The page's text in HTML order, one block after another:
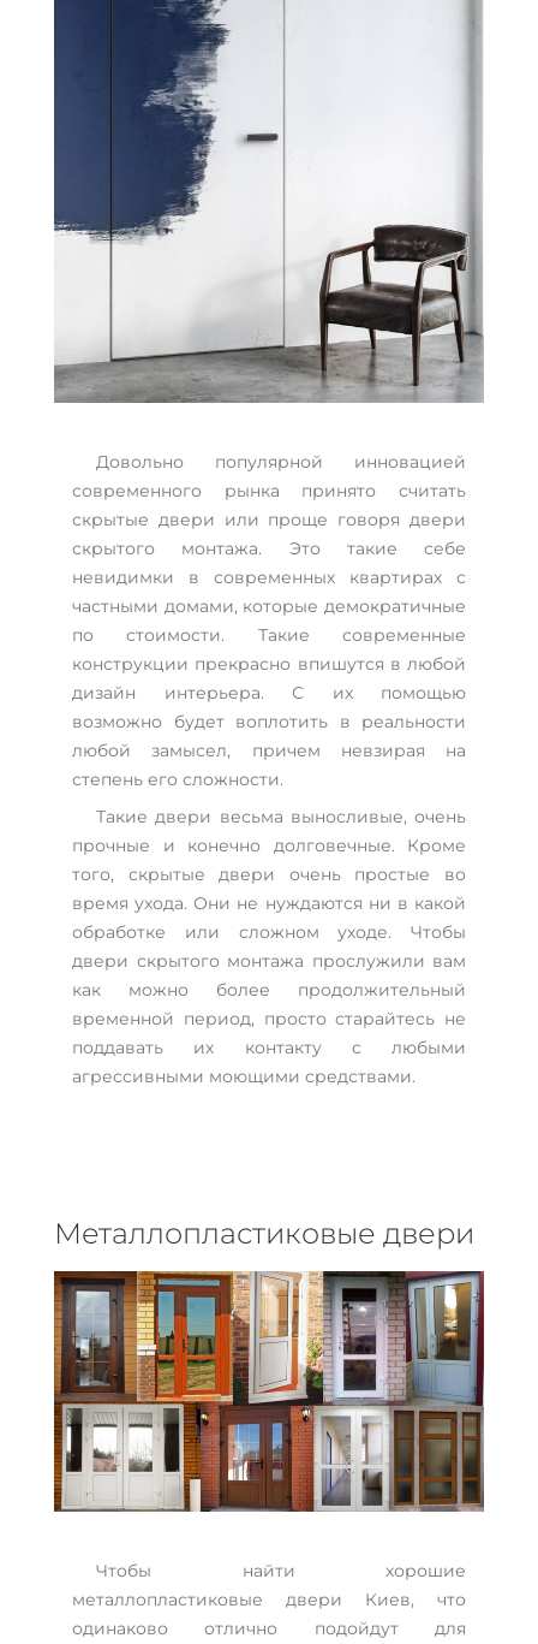
Довольно популярной инновацией
современного рынка принято считать
скрытые двери или проще говоря двери
скрытого монтажа. Это такие себе
невидимки в современных квартирах с
частными домами, которые демократичные
по стоимости. Такие современные
конструкции прекрасно впишутся в любой
дизайн интерьера. С их помощью
возможно будет воплотить в реальности
любой замысел, причем невзирая на
степень его сложности.
Такие двери весьма выносливые, очень
прочные и конечно долговечные. Кроме
того, скрытые двери очень простые во
время ухода. Они не нуждаются ни в какой
обработке или сложном уходе. Чтобы
двери скрытого монтажа прослужили вам
как можно более продолжительный
временной период, просто старайтесь не
поддавать их контакту с любыми
агрессивными моющими средствами.
Металлопластиковые двери
Чтобы найти хорошие
металлопластиковые двери Киев, что
одинаково отлично подойдут для